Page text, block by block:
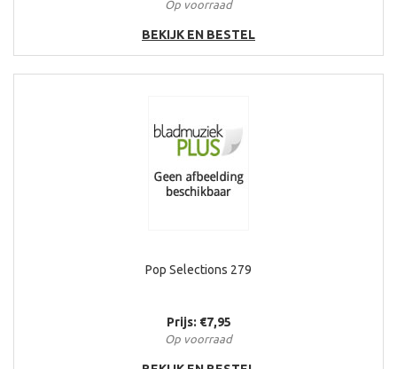
Op voorraad
BEKIJK EN BESTEL
Pop Selections 279
Prijs: €7,95
Op voorraad